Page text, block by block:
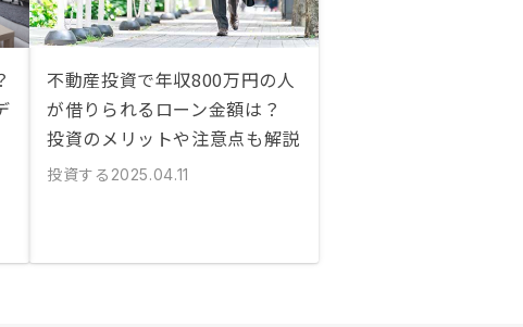
不動産投資で年収800万円の人
が借りられるローン金額は？
投資のメリットや注意点も解説
投資する 2025.04.11